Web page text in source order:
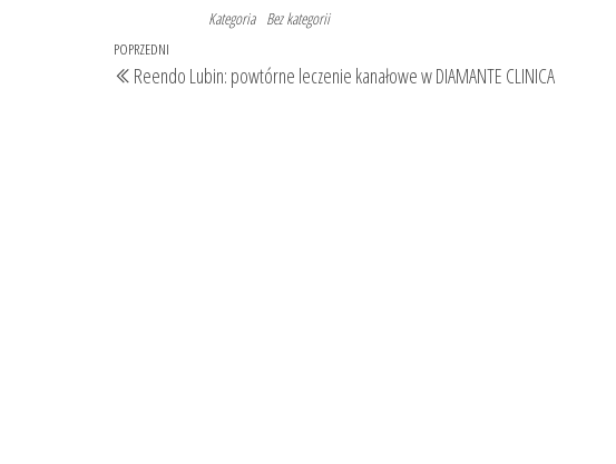
Kategoria Bez kategorii
Nawigacja
wpisu
Poprzedni
wpis
POPRZEDNI
Reendo Lubin: powtórne leczenie kanałowe w DIAMANTE CLINICA